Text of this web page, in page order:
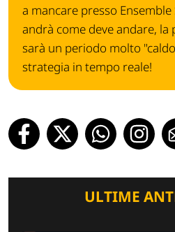
a mancare presso
andrà come deve andare, la
sarà un periodo molto
strategia in tempo reale!
ULTIME